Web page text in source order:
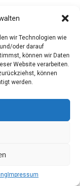
wir Technologien wie
oder darauf
können wir Daten
Website verarbeiten.
können
werden.
Impressum